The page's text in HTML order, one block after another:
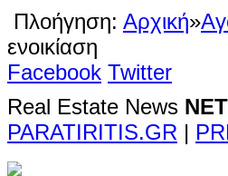
Πλοήγηση: Αρχική»
ενοικίαση
Facebook Twitter
Real Estate News
PARATIRITIS.GR |